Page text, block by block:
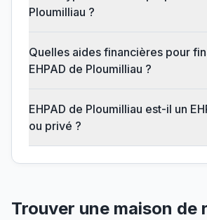
Ploumilliau ?
Quelles aides financières pour
EHPAD de Ploumilliau ?
EHPAD de Ploumilliau est-il un
ou privé ?
Trouver une maison de